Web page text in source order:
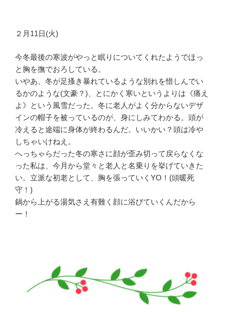
２月11日(火)
今冬最後の寒波がやっと眠りについてくれたようでほっ
と胸を撫でおろしている。
いやあ、冬が足搔き暴れているような別れを惜しんでい
るかのような(文豪？)、とにかく寒いというよりは《痛え
よ》という風雪だった。冬に老人がよく分からないデザ
インの帽子を被っているのが、身にしみてわかる。頭が
冷えると途端に身体が終わるんだ。いいかい？頭は冷や
しちゃいけねえ。
へっちゃらだった冬の寒さに顔が歪み切って戻らなくな
った私は、今月から堂々と老人と名乗りを挙げていきた
い。立派な初老として、胸を張っていくYO！(頭暖死
守！)
鍋から上がる湯気さえ有難く顔に浴びていくんだから
ー！